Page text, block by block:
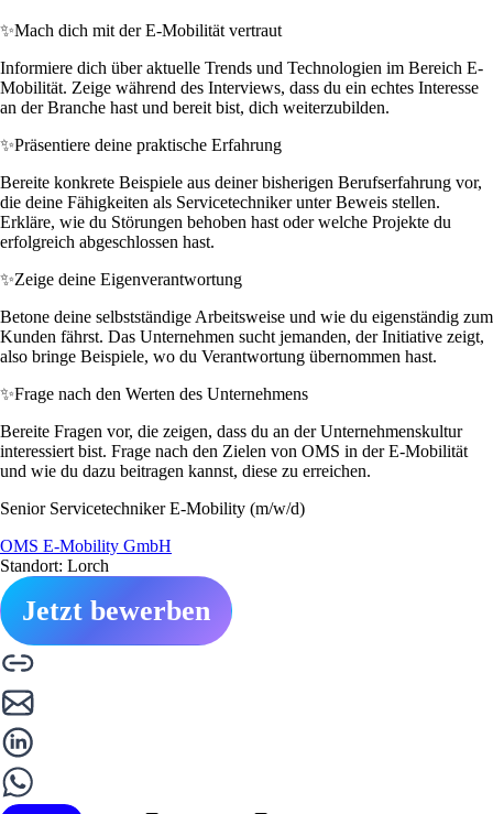
✨Mach dich mit der E-Mobilität vertraut
Informiere dich über aktuelle Trends und Technologien im Bereich E-
Mobilität. Zeige während des Interviews, dass du ein echtes Interesse
an der Branche hast und bereit bist, dich weiterzubilden.
✨Präsentiere deine praktische Erfahrung
Bereite konkrete Beispiele aus deiner bisherigen Berufserfahrung vor,
die deine Fähigkeiten als Servicetechniker unter Beweis stellen.
Erkläre, wie du Störungen behoben hast oder welche Projekte du
erfolgreich abgeschlossen hast.
✨Zeige deine Eigenverantwortung
Betone deine selbstständige Arbeitsweise und wie du eigenständig zum
Kunden fährst. Das Unternehmen sucht jemanden, der Initiative zeigt,
also bringe Beispiele, wo du Verantwortung übernommen hast.
✨Frage nach den Werten des Unternehmens
Bereite Fragen vor, die zeigen, dass du an der Unternehmenskultur
interessiert bist. Frage nach den Zielen von OMS in der E-Mobilität
und wie du dazu beitragen kannst, diese zu erreichen.
Senior Servicetechniker E-Mobility (m/w/d)
OMS E-Mobility GmbH
Standort: Lorch
Jetzt bewerben